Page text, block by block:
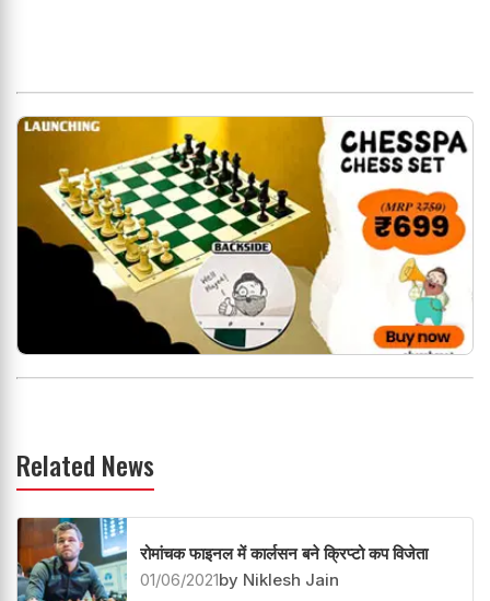
Related News
रोमांचक फाइनल में कार्लसन बने क्रिप्टो कप विजेता
01/06/2021by Niklesh Jain